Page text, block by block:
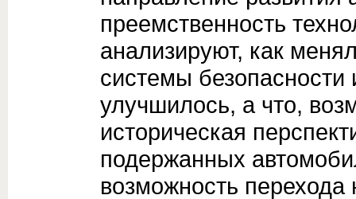
преемственность
анализируют, как
системы безопасности
улучшилось, а что,
историческая
подержанных
возможность